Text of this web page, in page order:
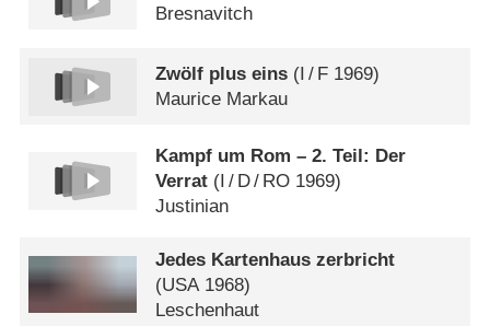
Bresnavitch
Zwölf plus eins ( / F 1969)
Maurice Markau
Kampf um Rom – 2. Teil: Der
Verrat (I / D/ RO 1969)
Justinian
Jedes Kartenhaus zerbricht
(USA 1968)
Leschenhaut